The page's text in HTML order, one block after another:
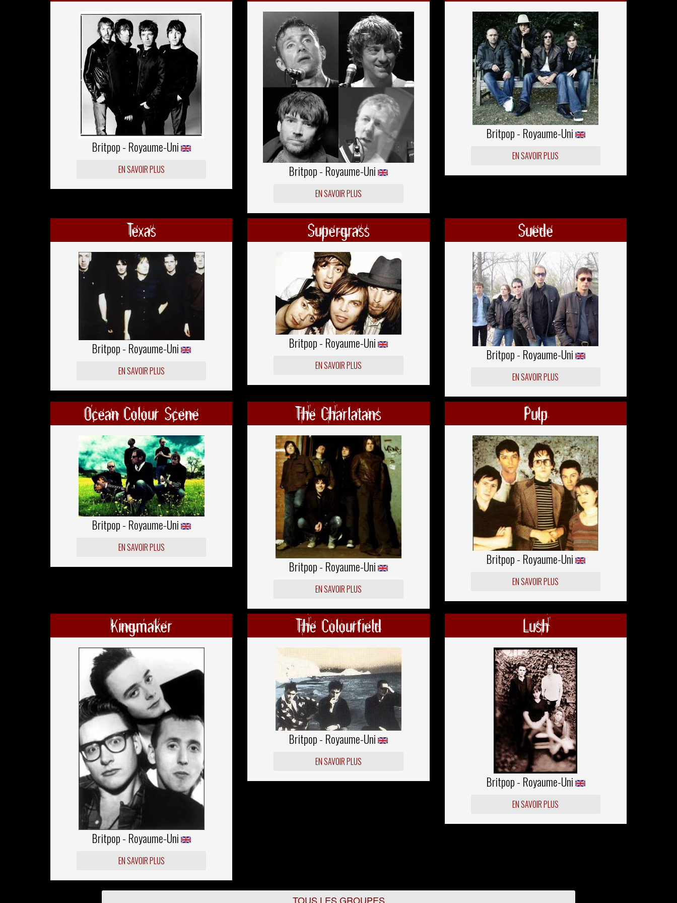
Britpop - Royaume-Uni
EN SAVOIR PLUS Britpop - Royaume-Uni
EN SAVOIR PLUS
Britpop - Royaume-Uni
EN SAVOIR PLUS
Texas
Britpop - Royaume-Uni
EN SAVOIR PLUS
Supergrass
Britpop - Royaume-Uni
EN SAVOIR PLUS
Suede
Britpop - Royaume-Uni
EN SAVOIR PLUS
Ocean Colour Scene
Britpop - Royaume-Uni
EN SAVOIR PLUS
The Charlatans
Britpop - Royaume-Uni
EN SAVOIR PLUS
Pulp
Britpop - Royaume-Uni
EN SAVOIR PLUS
Kingmaker
Britpop - Royaume-Uni
EN SAVOIR PLUS
The Colourfield
Britpop - Royaume-Uni
EN SAVOIR PLUS
Lush
Britpop - Royaume-Uni
EN SAVOIR PLUS
TOUS LES GROUPES